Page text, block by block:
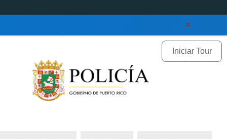
×
Iniciar Tour